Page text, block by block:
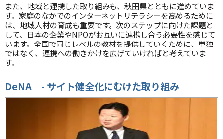
また、地域と連携した取り組みも、秋田県とともに進めていま
す。家庭のなかでのインターネットリテラシーを高めるために
は、地域人材の育成も重要です。次のステップに向けた課題と
して、日本の企業やNPOがお互いに連携し合う必要性を感じて
います。全国で同じレベルの教材を提供していくために、単独
ではなく、連携への働きかけを広げていければと考えていま
す。
DeNA - サイト健全化にむけた取り組み